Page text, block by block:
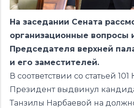
На заседании Сената
организационные вопросы
Председателя верхней
и его заместителей.
В соответствии со статьей
Президент выдвинул
Танзилы Нарбаевой на